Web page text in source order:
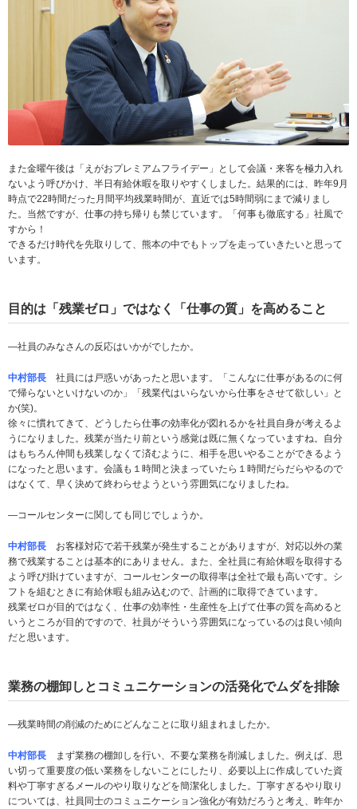
また金曜午後は「えがおプレミアムフライデー」として会議・来客を極力入れ
ないよう呼びかけ、半日有給休暇を取りやすくしました。結果的には、昨年9月
時点で22時間だった月間平均残業時間が、直近では5時間弱にまで減りまし
た。当然ですが、仕事の持ち帰りも禁じています。「何事も徹底する」社風で
すから！
できるだけ時代を先取りして、熊本の中でもトップを走っていきたいと思って
います。
目的は「残業ゼロ」ではなく「仕事の質」を高めること
­―社員のみなさんの反応はいかがでしたか。
中村部長 社員には戸惑いがあったと思います。「こんなに仕事があるのに何
で帰らないといけないのか」「残業代はいらないから仕事をさせて欲しい」と
か(笑)。
徐々に慣れてきて、どうしたら仕事の効率化が図れるかを社員自身が考えるよ
うになりました。残業が当たり前という感覚は既に無くなっていますね。自分
はもちろん仲間も残業しなくて済むように、相手を思いやることができるよう
になったと思います。会議も１時間と決まっていたら１時間だらだらやるので
はなくて、早く決めて終わらせようという雰囲気になりましたね。
­―コールセンターに関しても同じでしょうか。
中村部長 お客様対応で若干残業が発生することがありますが、対応以外の業
務で残業することは基本的にありません。また、全社員に有給休暇を取得する
よう呼び掛けていますが、コールセンターの取得率は全社で最も高いです。シ
フトを組むときに有給休暇も組み込むので、計画的に取得できています。
残業ゼロが目的ではなく、仕事の効率性・生産性を上げて仕事の質を高めると
いうところが目的ですので、社員がそういう雰囲気になっているのは良い傾向
だと思います。
業務の棚卸しとコミュニケーションの活発化でムダを排除
­―残業時間の削減のためにどんなことに取り組まれましたか。
中村部長 まず業務の棚卸しを行い、不要な業務を削減しました。例えば、思
い切って重要度の低い業務をしないことにしたり、必要以上に作成していた資
料や丁寧すぎるメールのやり取りなどを簡潔化しました。丁寧すぎるやり取り
については、社員同士のコミュニケーション強化が有効だろうと考え、昨年か